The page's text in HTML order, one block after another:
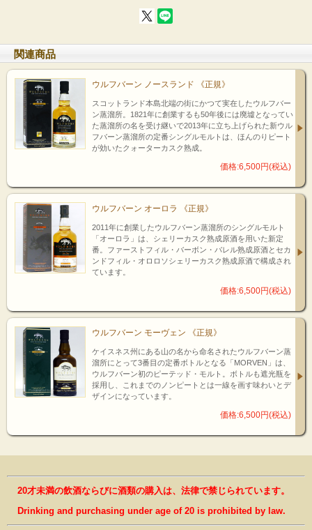
関連商品
ウルフバーン ノースランド 《正規》
スコットランド本島北端の街にかつて実在したウルフバー
ン蒸溜所。1821年に創業するも50年後には廃墟となってい
た蒸溜所の名を受け継いで2013年に立ち上げられた新ウル
フバーン蒸溜所の定番シングルモルトは、ほんのりピート
が効いたクォーターカスク熟成。
価格:6,500円(税込)
ウルフバーン オーロラ 《正規》
2011年に創業したウルフバーン蒸溜所のシングルモルト
「オーロラ」は、シェリーカスク熟成原酒を用いた新定
番。ファーストフィル・バーボン・バレル熟成原酒とセカ
ンドフィル・オロロソシェリーカスク熟成原酒で構成され
ています。
価格:6,500円(税込)
ウルフバーン モーヴェン 《正規》
ケイスネス州にある山の名から命名されたウルフバーン蒸
溜所にとって3番目の定番ボトルとなる「MORVEN」は、
ウルフバーン初のピーテッド・モルト。ボトルも遮光瓶を
採用し、これまでのノンピートとは一線を画す味わいとデ
ザインになっています。
価格:6,500円(税込)
20才未満の飲酒ならびに酒類の購入は、法律で禁じられています。
Drinking and purchasing under age of 20 is prohibited by law.